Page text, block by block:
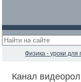
Физика - уроки
Канал